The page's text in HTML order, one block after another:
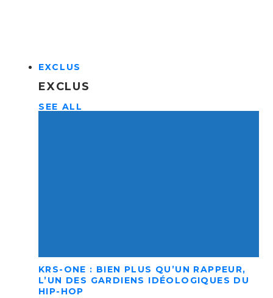
EXCLUS
EXCLUS
SEE ALL
KRS-ONE : BIEN PLUS QU’UN RAPPEUR,
L’UN DES GARDIENS IDÉOLOGIQUES DU
HIP-HOP